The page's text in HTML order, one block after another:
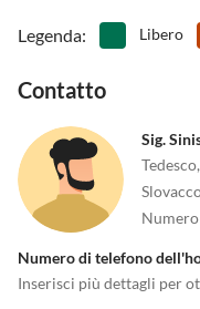
Legenda: Libero
Contatto
Sig.
Numero di telefono
Inserisci più dettagli per